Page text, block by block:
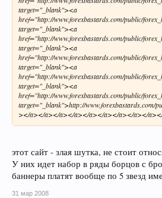
target="_blank"><a
href="http://www.forexbastards.com/public/
target="_blank"><a
href="http://www.forexbastards.com/public/
target="_blank"><a
href="http://www.forexbastards.com/public/
target="_blank"><a
href="http://www.forexbastards.com/public/
target="_blank"><a
href="http://www.forexbastards.com/public/
target="_blank">http://www.forexbastards.com/
></a></a></a></a></a></a></a></a></
этот сайт - злая шутка, не стоит
У них идет набор в ряды борцов с
баннеры платят вообще по 5 звезд
31 мар 2008